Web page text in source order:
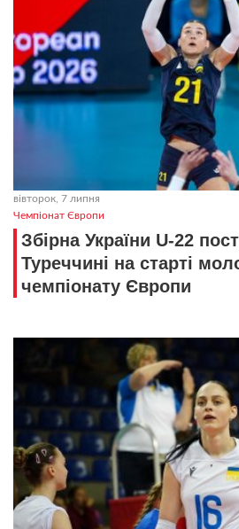
вівторок, 7 липня
Чемпіонат Європи
Збірна України U-22
Туреччині на старті
чемпіонату Європи